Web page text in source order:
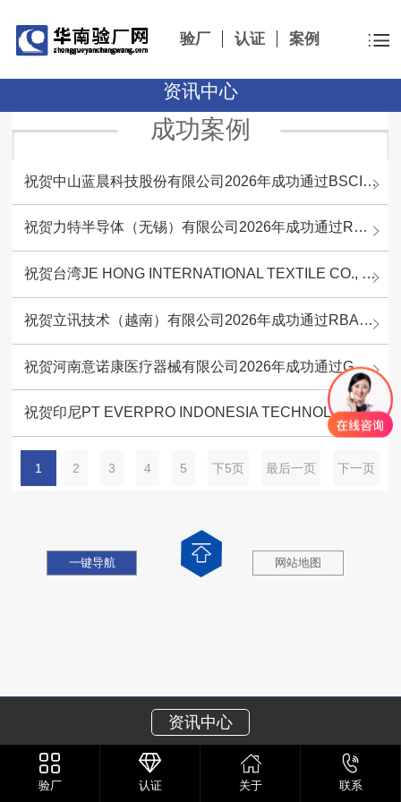
验厂 认证 案例
资讯中心
成功案例
祝贺中山蓝晨科技股份有限公司2026年成功通过BSCI验厂-B级
祝贺力特半导体（无锡）有限公司2026年成功通过RBA-VAP认证审核并取得170.2分
祝贺台湾JE HONG INTERNATIONAL TEXTILE CO., LTD 2026年成功通过GRS认证审核
祝贺立讯技术（越南）有限公司2026年成功通过RBA-VAP认证审核，斩获金牌评级！
祝贺河南意诺康医疗器械有限公司2026年成功通过GMP认证
祝贺印尼PT EVERPRO INDONESIA TECHNOLOGIES公司2026年成功通过RBA-VAP审核
1 2 3 4 5 下5页 最后一页 下一页
资讯中心
一键导航 网站地图
验厂 认证 关于 联系